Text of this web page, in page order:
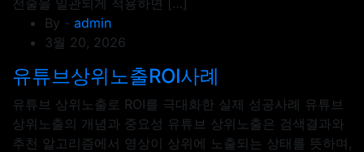
전술을 일관되게 적용하면 […]
By - admin
3월 20, 2026
유튜브상위노출ROI사례
유튜브 상위노출로 ROI를 극대화한 실제 성공사례 유튜브
상위노출의 개념과 중요성 유튜브 상위노출은 검색결과와
추천 알고리즘에서 영상이 상위에 노출되는 상태를 뜻하며,